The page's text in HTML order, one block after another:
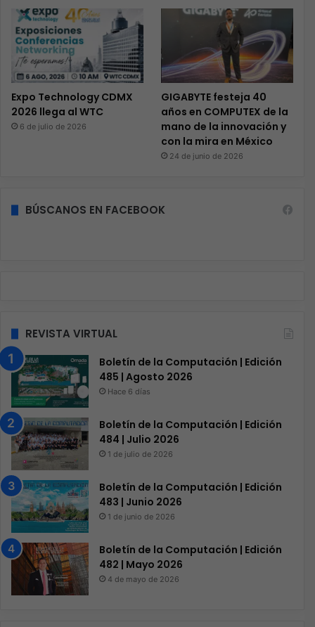
Expo Technology CDMX
2026 llega al WTC
6 de julio de 2026
GIGABYTE festeja 40
años en COMPUTEX de la
mano de la innovación y
con la mira en México
24 de junio de 2026
BÚSCANOS EN FACEBOOK
REVISTA VIRTUAL
Boletín de la Computación | Edición
485 | Agosto 2026
Hace 6 días
Boletín de la Computación | Edición
484 | Julio 2026
1 de julio de 2026
Boletín de la Computación | Edición
483 | Junio 2026
1 de junio de 2026
Boletín de la Computación | Edición
482 | Mayo 2026
4 de mayo de 2026